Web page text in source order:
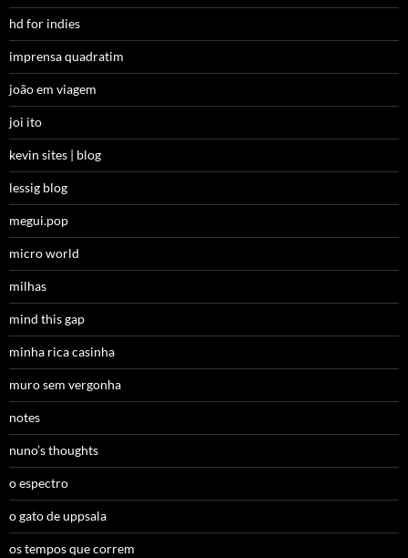
hd for indies
imprensa quadratim
joão em viagem
joi ito
kevin sites | blog
lessig blog
megui.pop
micro world
milhas
mind this gap
minha rica casinha
muro sem vergonha
notes
nuno’s thoughts
o espectro
o gato de uppsala
os tempos que correm